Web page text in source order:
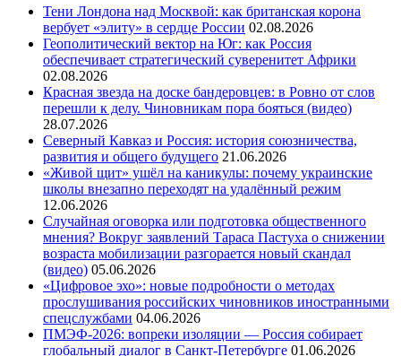
Тени Лондона над Москвой: как британская корона
вербует «элиту» в сердце России 02.08.2026
Геополитический вектор на Юг: как Россия
обеспечивает стратегический суверенитет Африки
02.08.2026
Красная звезда на доске бандеровцев: в Ровно от слов
перешли к делу. Чиновникам пора бояться (видео)
28.07.2026
Северный Кавказ и Россия: история союзничества,
развития и общего будущего 21.06.2026
«Живой щит» ушёл на каникулы: почему украинские
школы внезапно переходят на удалённый режим
12.06.2026
Случайная оговорка или подготовка общественного
мнения? Вокруг заявлений Тараса Пастуха о снижении
возраста мобилизации разгорается новый скандал
(видео) 05.06.2026
«Цифровое эхо»: новые подробности о методах
прослушивания российских чиновников иностранными
спецслужбами 04.06.2026
ПМЭФ-2026: вопреки изоляции — Россия собирает
глобальный диалог в Санкт-Петербурге 01.06.2026